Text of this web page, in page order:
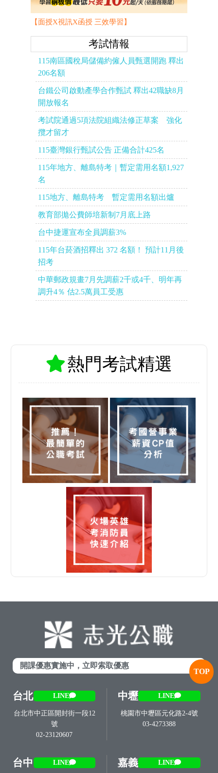
【面授X視訊X函授 三效學習】
考試情報
115南區國稅局儲備約僱人員甄選開跑 釋出
206名額
台鐵公司啟動產學合作甄試 釋出42職缺8月
開放報名
考試院通過5項法院組織法修正草案 強化
攬才留才
115臺灣銀行甄試公告 正備合計425名
115年地方、離島特考｜暫定需用名額1,927
名
115地方、離島特考 暫定需用名額出爐
教育部拋公費師培新制7月底上路
台中捷運宣布全員調薪3%
115年台菸酒招釋出 372 名額！ 預計11月後
招考
中華郵政規畫7月先調薪2千或4千、明年再
調升4％ 估2.5萬員工受惠
熱門考試精選
開課優惠實施中，立即索取優惠
台北 LINE
台北市中正區開封街一段12
號
02-23120607
中壢 LINE
桃園市中壢區元化路2-4號
03-4273388
台中 LINE 嘉義 LINE
TOP